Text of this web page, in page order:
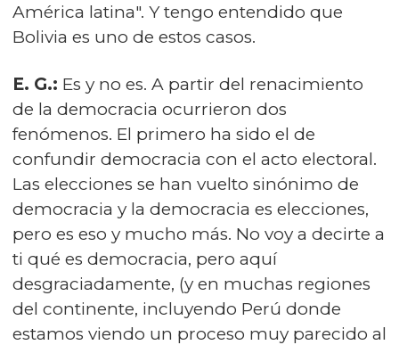
América latina". Y tengo entendido que
Bolivia es uno de estos casos.
E. G.: Es y no es. A partir del renacimiento
de la democracia ocurrieron dos
fenómenos. El primero ha sido el de
confundir democracia con el acto electoral.
Las elecciones se han vuelto sinónimo de
democracia y la democracia es elecciones,
pero es eso y mucho más. No voy a decirte a
ti qué es democracia, pero aquí
desgraciadamente, (y en muchas regiones
del continente, incluyendo Perú donde
estamos viendo un proceso muy parecido al